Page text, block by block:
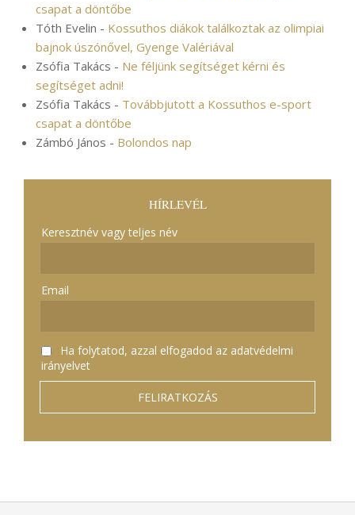
csapat a döntőbe
Tóth Evelin - Kossuthos diákok találkoztak az olimpiai
bajnok úszónővel, Gyenge Valériával
Zsófia Takács - Ne féljünk segítséget kérni és
segítséget adni!
Zsófia Takács - Továbbjutott a Kossuthos e-sport
csapat a döntőbe
Zámbó János - Bolondos nap
HÍRLEVÉL
Keresztnév vagy teljes név
Email
Ha folytatod, azzal elfogadod az adatvédelmi
irányelvet